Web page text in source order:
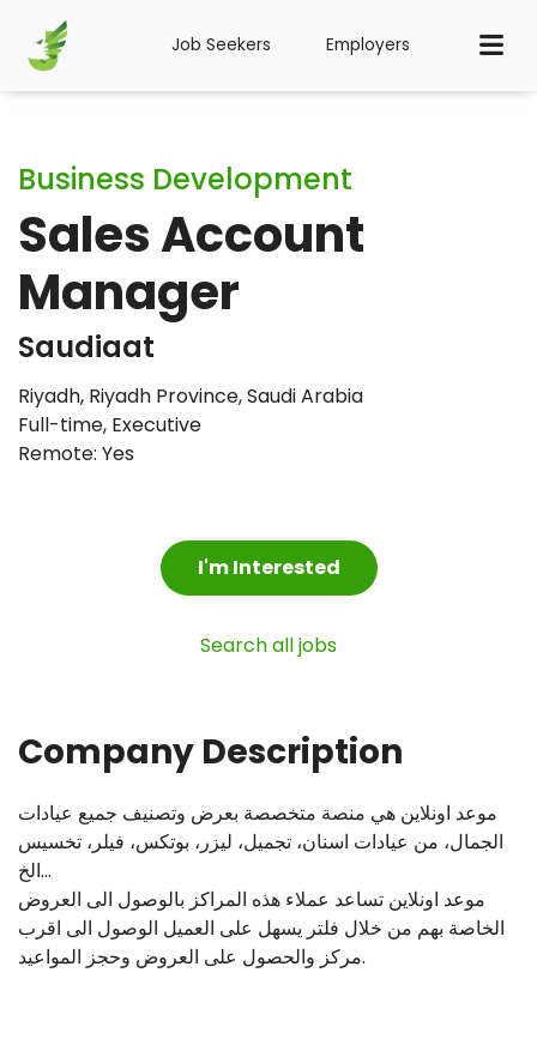
Job Seekers Employers
Business Development
Sales Account
Manager
Saudiaat
Riyadh, Riyadh Province, Saudi Arabia
Full-time, Executive
Remote: Yes
I'm Interested
Search all jobs
Company Description
موعد اونلاين هي منصة متخصصة بعرض وتصنيف جميع عيادات
الجمال، من عيادات اسنان، تجميل، ليزر، بوتكس، فيلر، تخسيس
...الخ
موعد اونلاين تساعد عملاء هذه المراكز بالوصول الى العروض
الخاصة بهم من خلال فلتر يسهل على العميل الوصول الى اقرب
مركز والحصول على العروض وحجز المواعيد.